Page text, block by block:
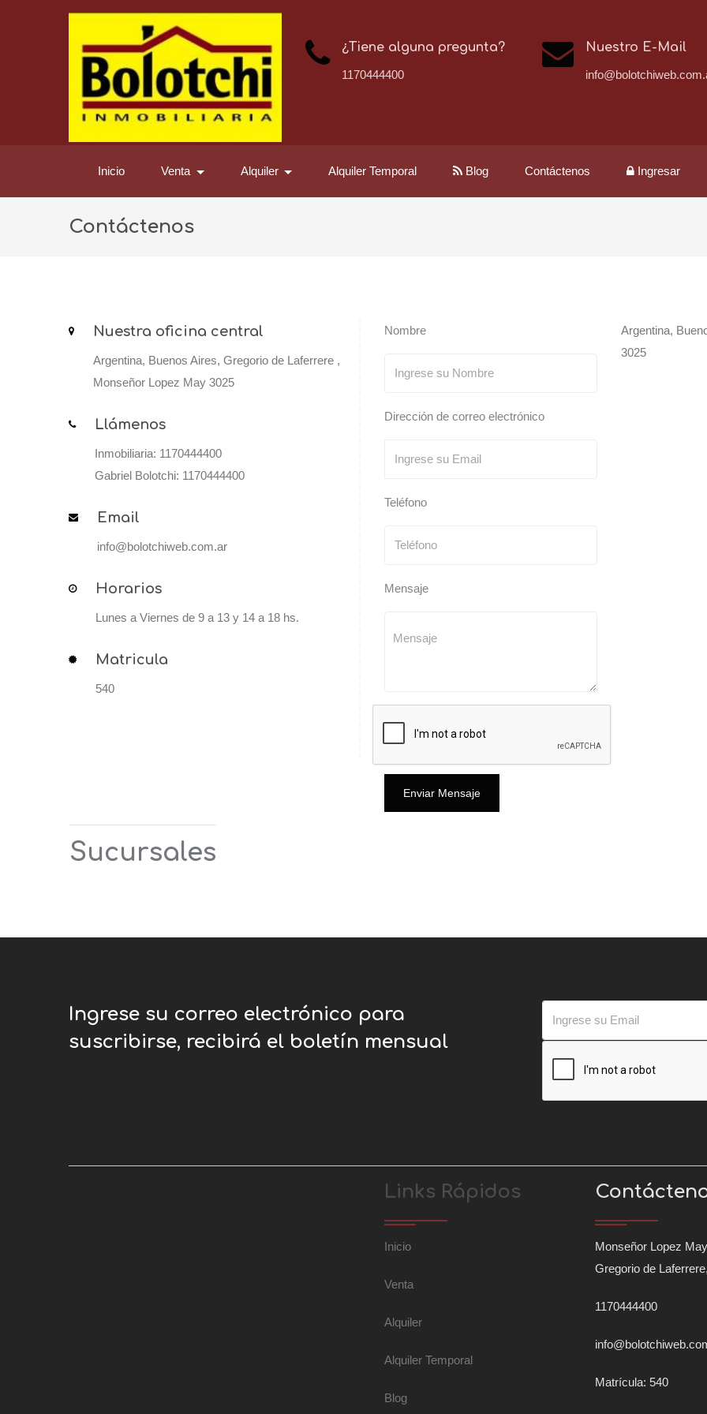
¿Tiene alguna pregunta?
1170444400
Nuestro E-Mail
Inicio Venta Alquiler Alquiler Temporal Blog Contáctenos Ingresar
Contáctenos
Nuestra oficina central
Argentina, Buenos Aires, Gregorio de Laferrere ,
Monseñor Lopez May 3025
Llámenos
Inmobiliaria: 1170444400
Gabriel Bolotchi: 1170444400
Email
info@bolotchiweb.com.ar
Horarios
Lunes a Viernes de 9 a 13 y 14 a 18 hs.
Matricula
540
Nombre
Dirección de correo electrónico
Teléfono
Mensaje
Enviar Mensaje
Argentina,
3025
Sucursales
Ingrese su correo electrónico para
suscribirse, recibirá el boletín mensual
Links Rápidos
Inicio
Venta
Alquiler
Alquiler Temporal
Blog
Monseñor Lopez
Gregorio de
1170444400
Matrícula: 540